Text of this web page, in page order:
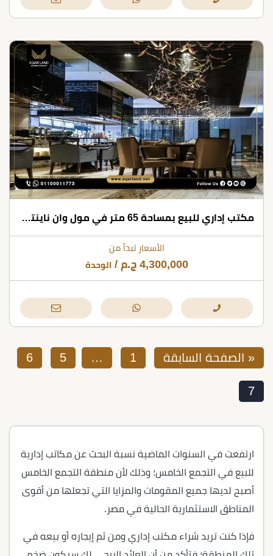
مكتب إداري للبيع بمساحة 65 متر في مول وان ناينتي التجمع الخامس
الأسعار تبدأ من
4,300,000 ج.م / الوحدة
« الصفحة السابقة 1
…
5
6
7
ارتفعت في السنوات الماضية نسبة البحث عن مكاتب إدارية
للبيع في التجمع الخامس؛ وذلك لأن منطقة التجمع الخامس
أصبح لديها جميع المقومات والمزايا التي تجعلها من أقوى
المناطق الاستثمارية الحالية في مصر.
فإذا كنت تريد شراء مكتب إداري ومن ثم إيجاره أو بيعه في